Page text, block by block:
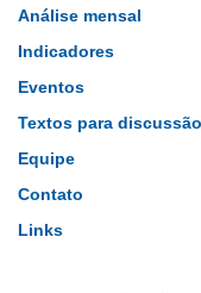
Análise mensal
Indicadores
Eventos
Textos para discussão
Equipe
Contato
Links